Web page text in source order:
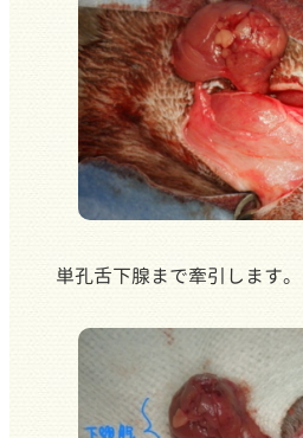
単孔舌下腺まで牽引します。